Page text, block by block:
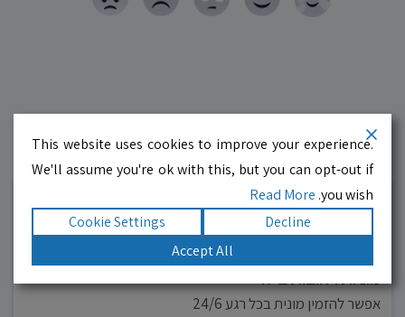
עסקים מומלצים!רוצים גם? לחצו כאן
10.0 לדף העסק
מוניות רחובות בילו
אפשר להזמין מונית בכל רגע 24/6
This website uses cookies to improve your experience.
We'll assume you're ok with this, but you can opt-out if
you wish.
Read More
Decline
Cookie Settings
Accept All